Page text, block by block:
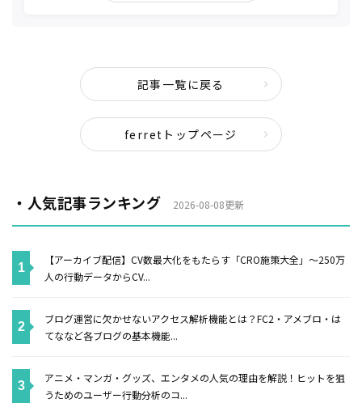
記事一覧に戻る
ferretトップページ
・人気記事ランキング 2026-08-08更新
【アーカイブ配信】CV数最大化をもたらす「CRO施策大全」〜250万
人の行動データからCV...
ブログ運営に欠かせないアクセス解析機能とは？FC2・アメブロ・は
てななど各ブログの基本機能...
アニメ・マンガ・グッズ、エンタメの人気の理由を解説！ヒットを狙
うためのユーザー行動分析のコ...